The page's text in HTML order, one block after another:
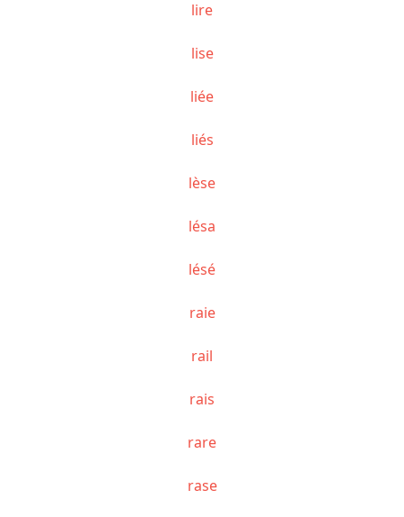
lire
lise
liée
liés
lèse
lésa
lésé
raie
rail
rais
rare
rase